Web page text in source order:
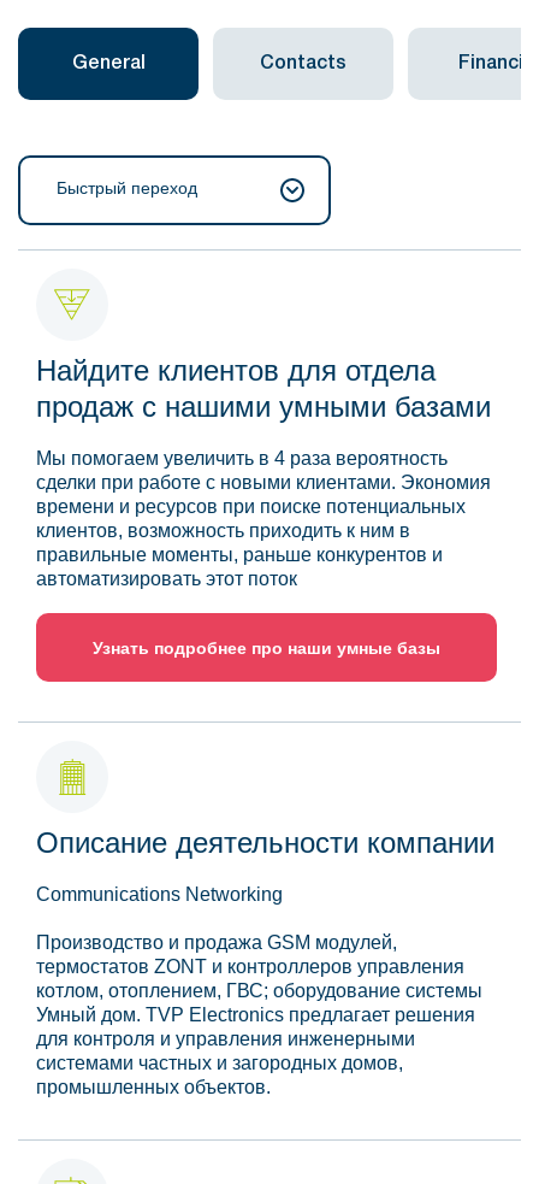
General Contacts Financial
Быстрый переход
Найдите клиентов для отдела
продаж с нашими умными базами
Мы помогаем увеличить в 4 раза вероятность
сделки при работе с новыми клиентами. Экономия
времени и ресурсов при поиске потенциальных
клиентов, возможность приходить к ним в
правильные моменты, раньше конкурентов и
автоматизировать этот поток
Узнать подробнее про наши умные базы
Описание деятельности компании
Communications Networking
Производство и продажа GSM модулей,
термостатов ZONT и контроллеров управления
котлом, отоплением, ГВС; оборудование системы
Умный дом. TVP Electronics предлагает решения
для контроля и управления инженерными
системами частных и загородных домов,
промышленных объектов.